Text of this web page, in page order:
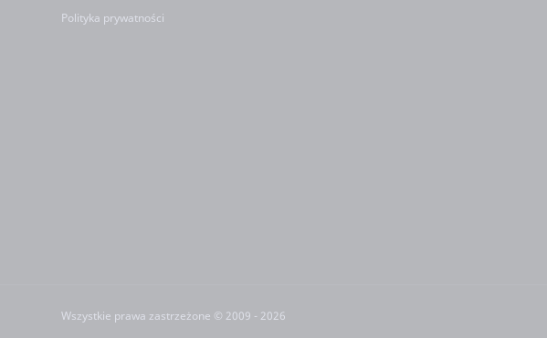
Polityka prywatności
Wszystkie prawa zastrzeżone © 2009 - 2026